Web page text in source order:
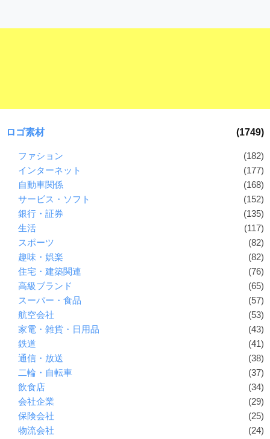
ロゴ素材 (1749)
ファション
(182)
インターネット
(177)
自動車関係
(168)
サービス・ソフト
(152)
銀行・証券
(135)
生活
(117)
スポーツ
(82)
趣味・娯楽
(82)
住宅・建築関連
(76)
高級ブランド
(65)
スーパー・食品
(57)
航空会社
(53)
家電・雑貨・日用品
(43)
鉄道
(41)
通信・放送
(38)
二輪・自転車
(37)
飲食店
(34)
会社企業
(29)
保険会社
(25)
物流会社
(24)